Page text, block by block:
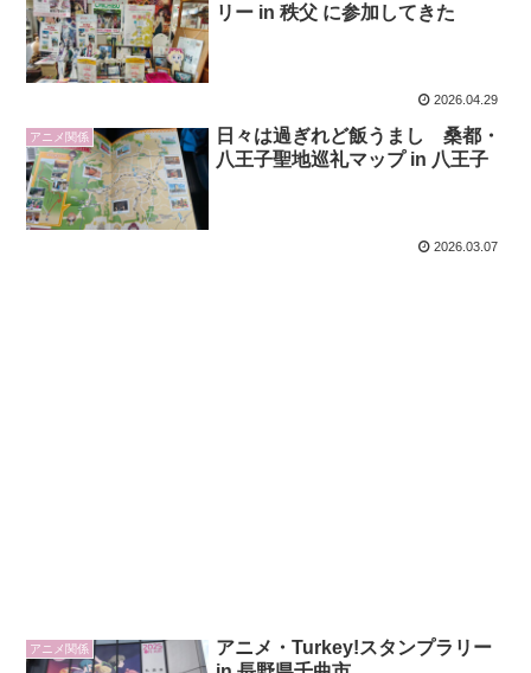
リー in 秩父 に参加してきた
2026.04.29
アニメ関係
日々は過ぎれど飯うまし 桑都・
八王子聖地巡礼マップ in 八王子
2026.03.07
アニメ関係
アニメ・Turkey!スタンプラリー